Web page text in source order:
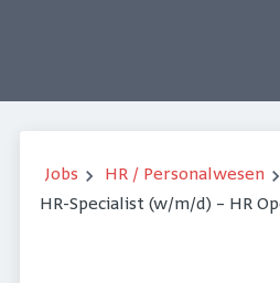
Jobs
HR / Personalwesen
HR-Specialist (w/m/d) – HR